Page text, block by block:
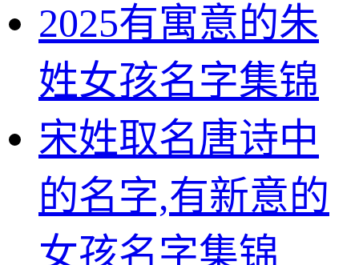
2025有寓意的朱
姓女孩名字集锦
宋姓取名唐诗中
的名字,有新意的
女孩名字集锦